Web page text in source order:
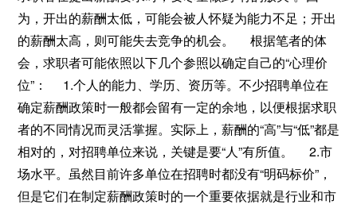
为，开出的薪酬太低，可能会被人怀疑为能力不足；开出
的薪酬太高，则可能失去竞争的机会。 根据笔者的体
会，求职者可能依照以下几个参照以确定自己的“心理价
位”： 1.个人的能力、学历、资历等。不少招聘单位在
确定薪酬政策时一般都会留有一定的余地，以便根据求职
者的不同情况而灵活掌握。实际上，薪酬的“高”与“低”都是
相对的，对招聘单位来说，关键是要“人”有所值。 2.市
场水平。虽然目前许多单位在招聘时都没有“明码标价”，
但是它们在制定薪酬政策时的一个重要依据就是行业和市